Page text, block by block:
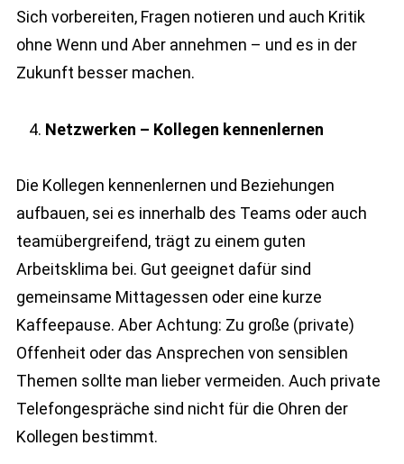
Sich vorbereiten, Fragen notieren und auch Kritik
ohne Wenn und Aber annehmen – und es in der
Zukunft besser machen.
Netzwerken – Kollegen kennenlernen
Die Kollegen kennenlernen und Beziehungen
aufbauen, sei es innerhalb des Teams oder auch
teamübergreifend, trägt zu einem guten
Arbeitsklima bei. Gut geeignet dafür sind
gemeinsame Mittagessen oder eine kurze
Kaffeepause. Aber Achtung: Zu große (private)
Offenheit oder das Ansprechen von sensiblen
Themen sollte man lieber vermeiden. Auch private
Telefongespräche sind nicht für die Ohren der
Kollegen bestimmt.